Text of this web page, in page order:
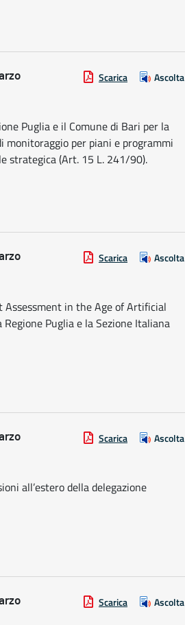
Scarica Ascolta
Puglia e il Comune di Bari per la
per piani e programmi
strategica (Art. 15 L. 241/90).
Scarica Ascolta
in the Age of Artificial
Puglia e la Sezione Italiana
Scarica Ascolta
all’estero della delegazione
Scarica Ascolta